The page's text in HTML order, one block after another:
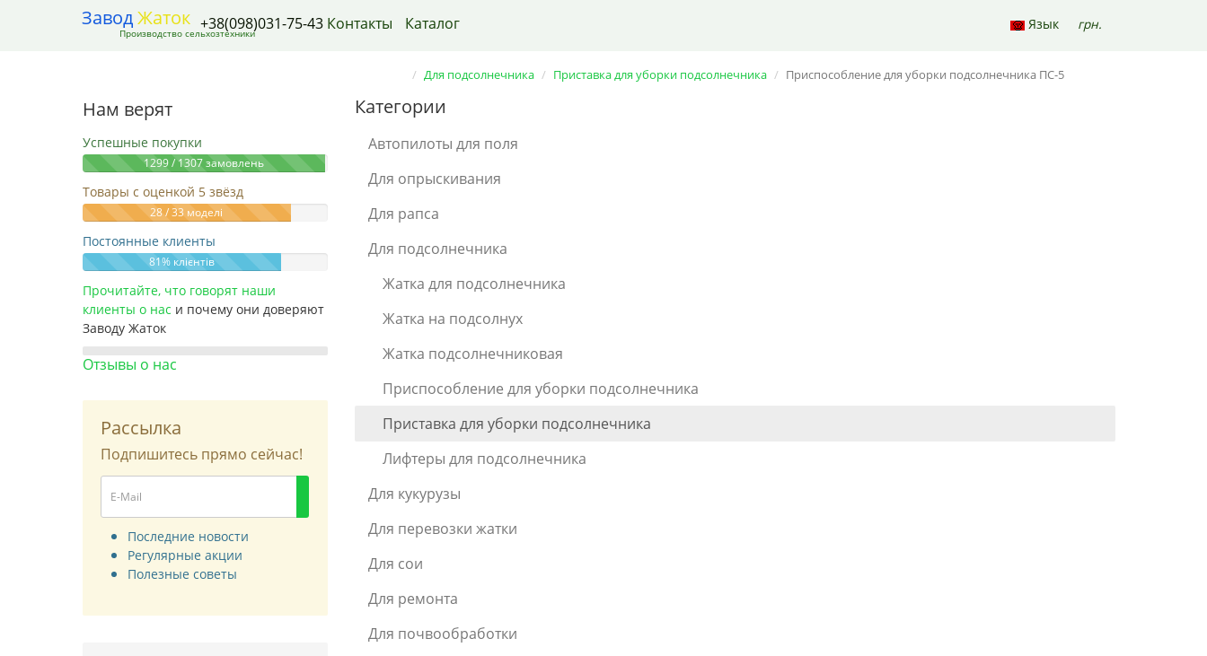
ЗаводЖаток
Производство сельхозтехники+38(098)031-75-43 Контакты Каталог Язык грн.
Нам верят
Успешные покупки
1299 / 1307 замовлень
Товары с оценкой 5 звёзд
28 / 33 моделі
Постоянные клиенты
81% клієнтів
Прочитайте, что говорят наши
клиенты о нас и почему они доверяют
Заводу Жаток
Отзывы о нас
Рассылка
Подпишитесь прямо сейчас!
Последние новости
Регулярные акции
Полезные советы
Для подсолнечника Приставка для уборки подсолнечника Приспособление для уборки подсолнечника ПС-5
Категории
Автопилоты для поля
Для опрыскивания
Для рапса
Для подсолнечника
Жатка для подсолнечника
Жатка на подсолнух
Жатка подсолнечниковая
Приспособление для уборки подсолнечника
Приставка для уборки подсолнечника
Лифтеры для подсолнечника
Для кукурузы
Для перевозки жатки
Для сои
Для ремонта
Для почвообработки